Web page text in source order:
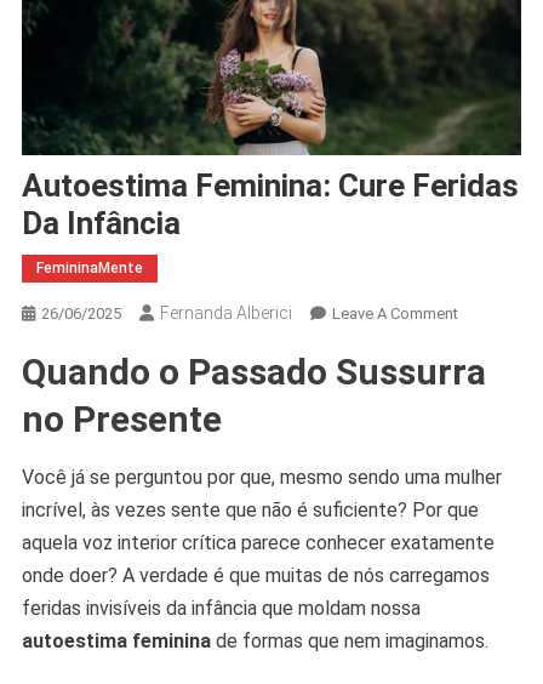
Autoestima Feminina: Cure Feridas
Da Infância
FemininaMente
26/06/2025 Fernanda Alberici Leave A CommentOn
Feminina:
Infância
Quando o Passado Sussurra
no Presente
Você já se perguntou por que, mesmo sendo uma mulher
incrível, às vezes sente que não é suficiente? Por que
aquela voz interior crítica parece conhecer exatamente
onde doer? A verdade é que muitas de nós carregamos
feridas invisíveis da infância que moldam nossa
autoestima femininade formas que nem imaginamos.